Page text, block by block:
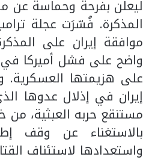
ليعلن بفرحة وحماسة عن
المذكرة. فُسّرَت عجلة
موافقة إيران على
واضح على فشل أميركا
على هزيمتها العسكرية.
إيران في إذلال عدوها
مستنقع حربه العبثية، من
بالاستغناء عن وقف
واستعدادها لاستئناف